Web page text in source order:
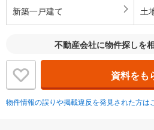
新築一戸建て 土
不動産会社に物件探しを
資料をも
物件情報の誤りや掲載違反を発見された方は